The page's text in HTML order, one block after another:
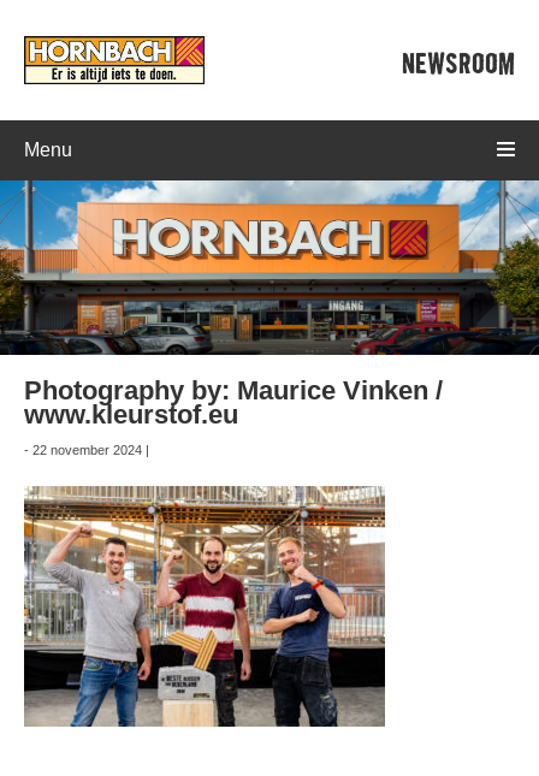
NEWSROOM
Menu
Photography by: Maurice Vinken /
www.kleurstof.eu
- 22 november 2024 |